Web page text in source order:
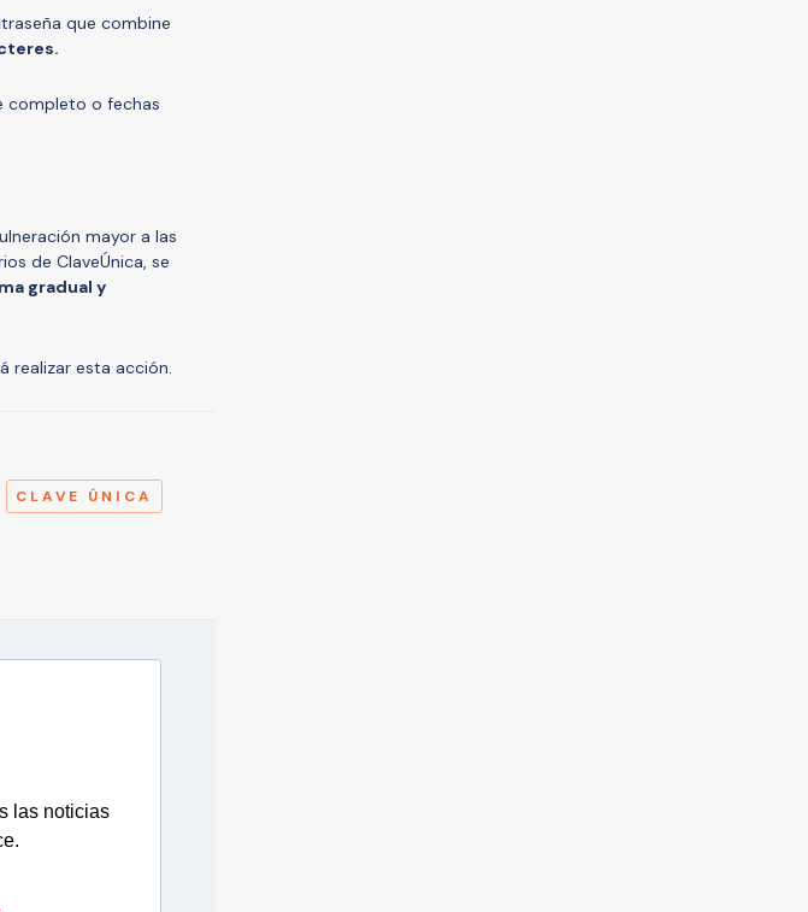
que combine
completo o fechas
mayor a las
de ClaveÚnica, se
gradual y
realizar esta acción.
CLAVE ÚNICA
las noticias